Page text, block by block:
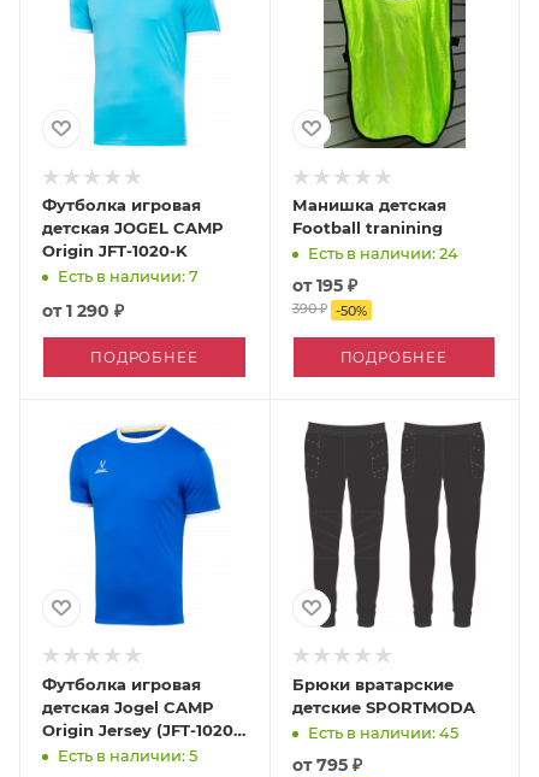
Футболка игровая
детская JOGEL CAMP
Origin JFT-1020-K
Есть в наличии: 7
от1 290 ₽
ПОДРОБНЕЕ
Манишка детская
Football tranining
Есть в наличии: 24
от195 ₽
390 ₽ -50%
ПОДРОБНЕЕ
Футболка игровая
детская Jogel CAMP
Origin Jersey (JFT-1020-
K)Есть в наличии: 5
Брюки вратарские
детские SPORTMODA
Есть в наличии: 45
от795 ₽